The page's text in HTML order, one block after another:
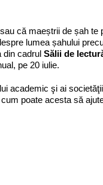
că maeștrii de șah te
lumea șahului
din cadrulSălii de
pe 20 iulie.
academic şi ai
poate acesta să